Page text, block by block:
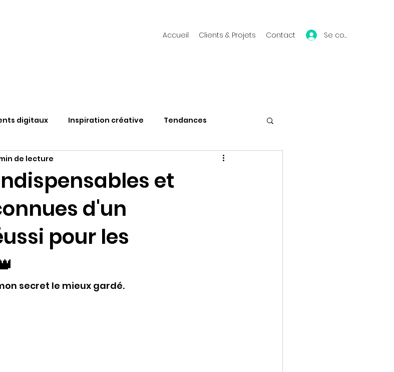
Accueil Clients & Projets Contact Se connecter
digitaux Inspiration créative Tendances
Découvertes & Solutions
L'hybride en questions
et
d'un
pour les
de lecture
secret le mieux gardé.